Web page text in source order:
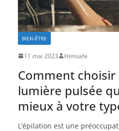
BIEN-ÊTRE
11 mai 2023 Himsafe
Comment choisir
lumière pulsée
mieux à votre
L’épilation est une